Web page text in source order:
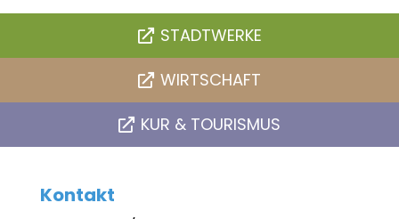
STADTWERKE
WIRTSCHAFT
KUR & TOURISMUS
Kontakt